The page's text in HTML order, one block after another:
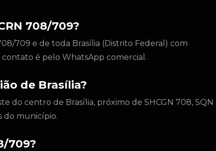
708/709?
709 e de toda Brasília (Distrito Federal) com
contato é pelo WhatsApp comercial.
de Brasília?
do centro de Brasília, próximo de SHCGN 708, SQN
do município.
709?